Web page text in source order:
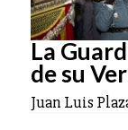
La
de su
Juan Luis